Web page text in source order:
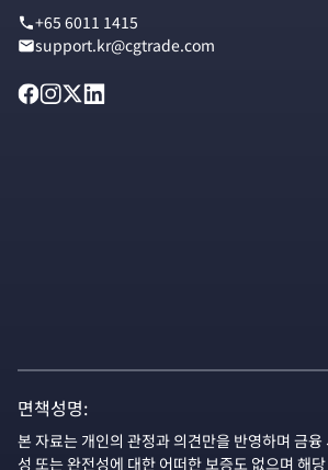
+65 6011 1415
support.kr@cgtrade.com
면책성명:
본 자료는 개인의 관정과 의견만을 반영하며 금
성 또는 완전성에 대한 어떠한 보증도 없으며 해